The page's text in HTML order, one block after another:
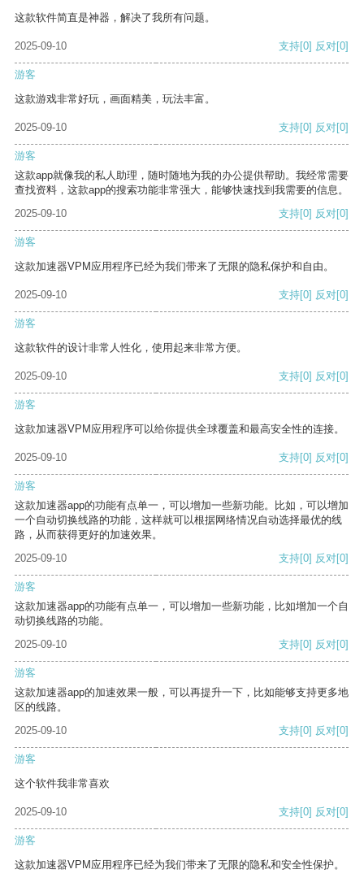
这款软件简直是神器，解决了我所有问题。
2025-09-10 支持[0] 反对[0]
游客
这款游戏非常好玩，画面精美，玩法丰富。
2025-09-10 支持[0] 反对[0]
游客
这款app就像我的私人助理，随时随地为我的办公提供帮助。我经常需要
查找资料，这款app的搜索功能非常强大，能够快速找到我需要的信息。
2025-09-10
支持[0] 反对[0]
游客
这款加速器VPM应用程序已经为我们带来了无限的隐私保护和自由。
2025-09-10 支持[0] 反对[0]
游客
这款软件的设计非常人性化，使用起来非常方便。
2025-09-10 支持[0] 反对[0]
游客
这款加速器VPM应用程序可以给你提供全球覆盖和最高安全性的连接。
2025-09-10 支持[0] 反对[0]
游客
这款加速器app的功能有点单一，可以增加一些新功能。比如，可以增加
一个自动切换线路的功能，这样就可以根据网络情况自动选择最优的线
路，从而获得更好的加速效果。
2025-09-10
支持[0] 反对[0]
游客
这款加速器app的功能有点单一，可以增加一些新功能，比如增加一个自
动切换线路的功能。
2025-09-10
支持[0] 反对[0]
游客
这款加速器app的加速效果一般，可以再提升一下，比如能够支持更多地
区的线路。
2025-09-10
支持[0] 反对[0]
游客
这个软件我非常喜欢
2025-09-10 支持[0] 反对[0]
游客
这款加速器VPM应用程序已经为我们带来了无限的隐私和安全性保护。